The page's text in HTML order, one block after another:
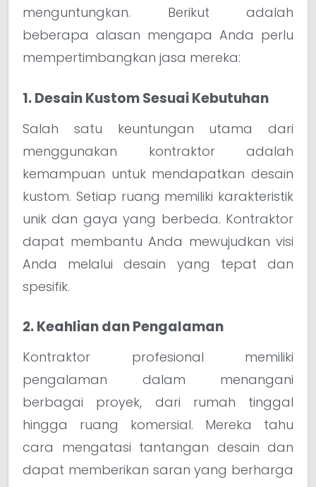
menguntungkan. Berikut adalah
beberapa alasan mengapa Anda perlu
mempertimbangkan jasa mereka:
1. Desain Kustom Sesuai Kebutuhan
Salah satu keuntungan utama dari
menggunakan kontraktor adalah
kemampuan untuk mendapatkan desain
kustom. Setiap ruang memiliki karakteristik
unik dan gaya yang berbeda. Kontraktor
dapat membantu Anda mewujudkan visi
Anda melalui desain yang tepat dan
spesifik.
2. Keahlian dan Pengalaman
Kontraktor profesional memiliki
pengalaman dalam menangani
berbagai proyek, dari rumah tinggal
hingga ruang komersial. Mereka tahu
cara mengatasi tantangan desain dan
dapat memberikan saran yang berharga